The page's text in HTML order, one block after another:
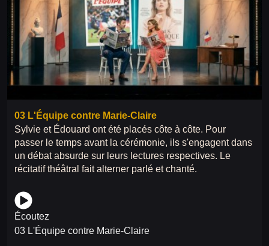
03 L'Équipe contre Marie-Claire
Sylvie et Édouard ont été placés côte à côte. Pour
passer le temps avant la cérémonie, ils s'engagent dans
un débat absurde sur leurs lectures respectives. Le
récitatif théâtral fait alterner parlé et chanté.
Écoutez
03 L'Équipe contre Marie-Claire